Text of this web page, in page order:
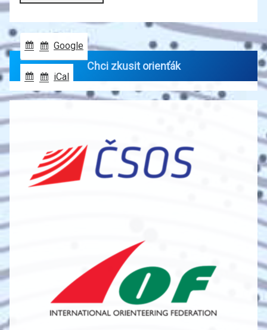
Odebírat
přes
Google
Subscribe
in
iCal
Chci zkusit orienťák